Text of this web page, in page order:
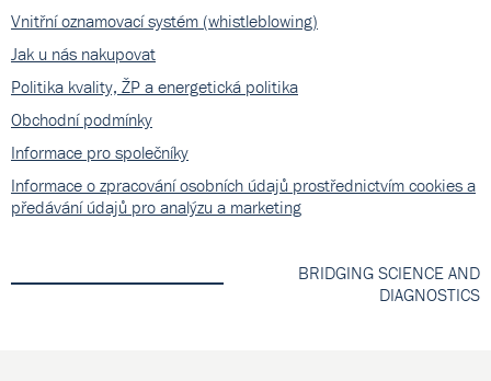
Vnitřní oznamovací systém (whistleblowing)
Jak u nás nakupovat
Politika kvality, ŽP a energetická politika
Obchodní podmínky
Informace pro společníky
Informace o zpracování osobních údajů prostřednictvím cookies a
předávání údajů pro analýzu a marketing
BRIDGING SCIENCE AND
DIAGNOSTICS